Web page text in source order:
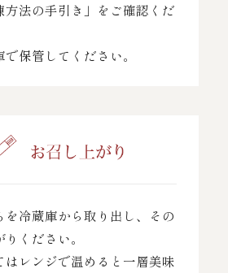
方法の手引き」をご確認くだ
保管してください。
を冷蔵庫から取り出し、その
ください。
はレンジで温めると一層美味